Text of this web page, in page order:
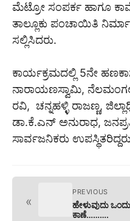
ಮೆಟ್ರೋ ಸಂಪರ್ಕ ಹಾಗೂ
ತಾಲ್ಲೂಕು ಪಂಚಾಯಿತಿ
ಸಲ್ಲಿಸಿದರು.
ಕಾರ್ಯಕ್ರಮದಲ್ಲಿ 5ನೇ
ನಾರಾಯಣಸ್ವಾಮಿ,
ರವಿ, ಚನ್ನಹಳ್ಳಿ ರಾಜಣ್ಣ,
ಡಾ.ಕೆ.ಎನ್ ಅನುರಾಧ,
ಸಾರ್ವಜನಿಕರು
«
PREVIOUS
ಹೇಳುವುದು
ಕಾಣೆ……….